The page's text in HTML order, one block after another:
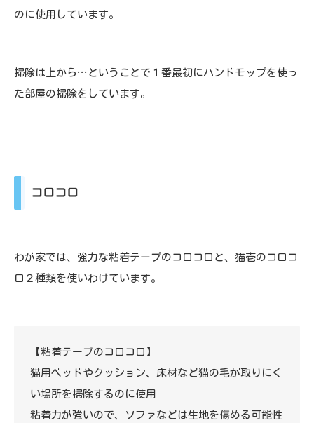
のに使用しています。
掃除は上から…ということで１番最初にハンドモップを使っ
た部屋の掃除をしています。
コロコロ
わが家では、強力な粘着テープのコロコロと、猫壱のコロコ
ロ２種類を使いわけています。
【粘着テープのコロコロ】
猫用ベッドやクッション、床材など猫の毛が取りにく
い場所を掃除するのに使用
粘着力が強いので、ソファなどは生地を傷める可能性